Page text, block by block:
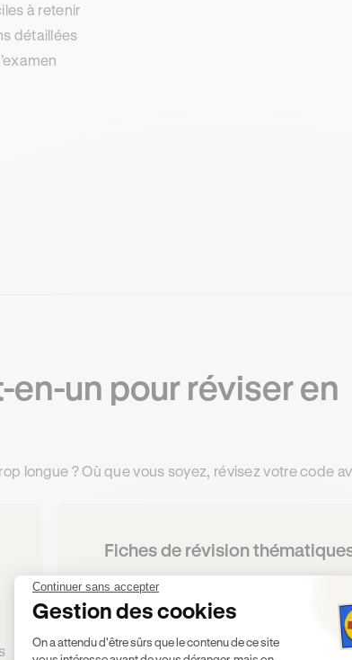
à retenir
détaillées
un pour réviser en
longue ? Où que vous soyez, révisez votre code
Fiches de révision
Des cours théoriques, pour approfondir
quelques notions en particulier.
Continuer sans accepter
Gestion des cookies
Plateforme de Gestion du
On a attendu d'être sûrs que le contenu de ce site